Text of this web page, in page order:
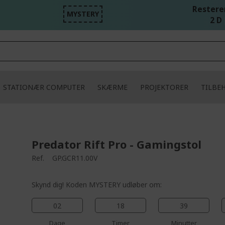
MYSTERY
2
STATIONÆR COMPUTER SKÆRME PROJEKTORER
Predator Rift Pro - Gamingstol
Ref. GP.GCR11.00V
Skynd dig! Koden MYSTERY udløber om:
02
Dage
18
Timer
39
Minutter